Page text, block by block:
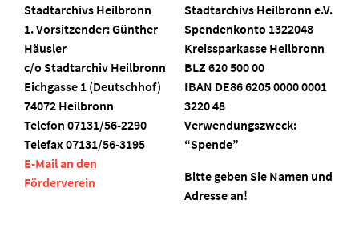
Stadtarchivs Heilbronn
1. Vorsitzender: Günther
Häusler
c/o Stadtarchiv Heilbronn
Eichgasse 1 (Deutschhof)
74072 Heilbronn
Telefon 07131/56-2290
Telefax 07131/56-3195
E-Mail an den
Förderverein
Stadtarchivs Heilbronn e.V.
Spendenkonto 1322048
Kreissparkasse Heilbronn
BLZ 620 500 00
IBAN DE86 6205 0000 0001
3220 48
Verwendungszweck:
“Spende”
Bitte geben Sie Namen und
Adresse an!